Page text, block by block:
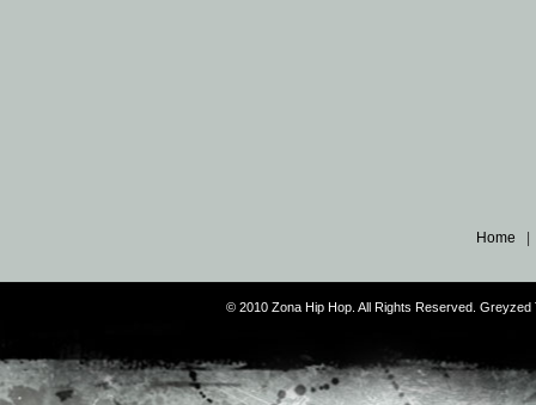
Home
© 2010 Zona Hip Hop. All Rights Reserved.